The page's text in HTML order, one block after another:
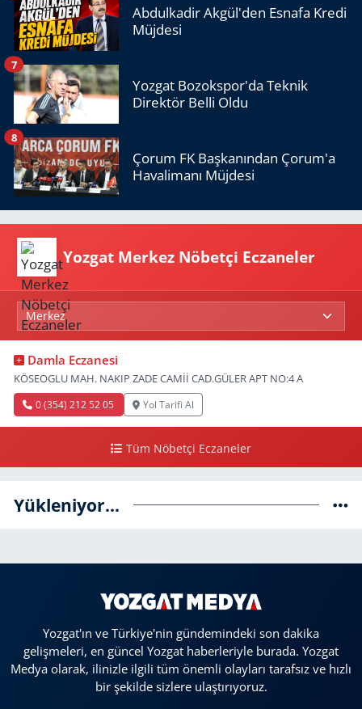
Abdulkadir Akgül'den Esnafa Kredi
Müjdesi
Yozgat Bozokspor'da Teknik
Direktör Belli Oldu
7
Çorum FK Başkanından Çorum'a
Havalimanı Müjdesi
8
Yozgat Merkez Nöbetçi Eczaneler
Damla Eczanesi
KÖSEOGLU MAH. NAKIP ZADE CAMİİ CAD.GÜLER APT NO:4 A
0 (354) 212 52 05 Yol Tarifi Al
Tüm Nöbetçi Eczaneler
Yükleniyor...
Yozgat'ın ve Türkiye'nin gündemindeki son dakika
gelişmeleri, en güncel Yozgat haberleriyle burada. Yozgat
Medya olarak, ilinizle ilgili tüm önemli olayları tarafsız ve hızlı
bir şekilde sizlere ulaştırıyoruz.